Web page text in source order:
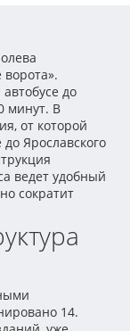
до
минут. В
от которой
Ярославского
ведет удобный
сократит
14.